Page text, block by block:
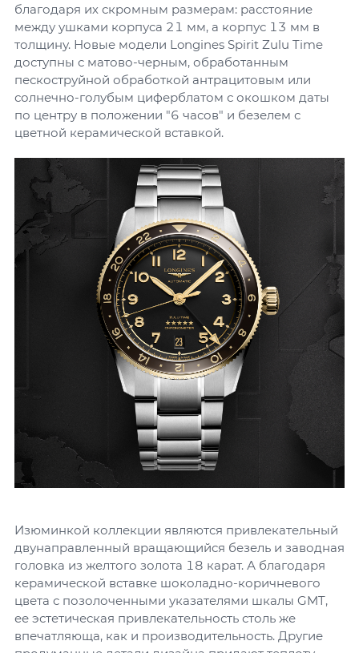
благодаря их скромным размерам: расстояние
между ушками корпуса 21 мм, а корпус 13 мм в
толщину. Новые модели Longines Spirit Zulu Time
доступны с матово-черным, обработанным
пескоструйной обработкой антрацитовым или
солнечно-голубым циферблатом с окошком даты
по центру в положении "6 часов" и безелем с
цветной керамической вставкой.
Изюминкой коллекции являются привлекательный
двунаправленный вращающийся безель и заводная
головка из желтого золота 18 карат. А благодаря
керамической вставке шоколадно-коричневого
цвета с позолоченными указателями шкалы GMT,
ее эстетическая привлекательность столь же
впечатляюща, как и производительность. Другие